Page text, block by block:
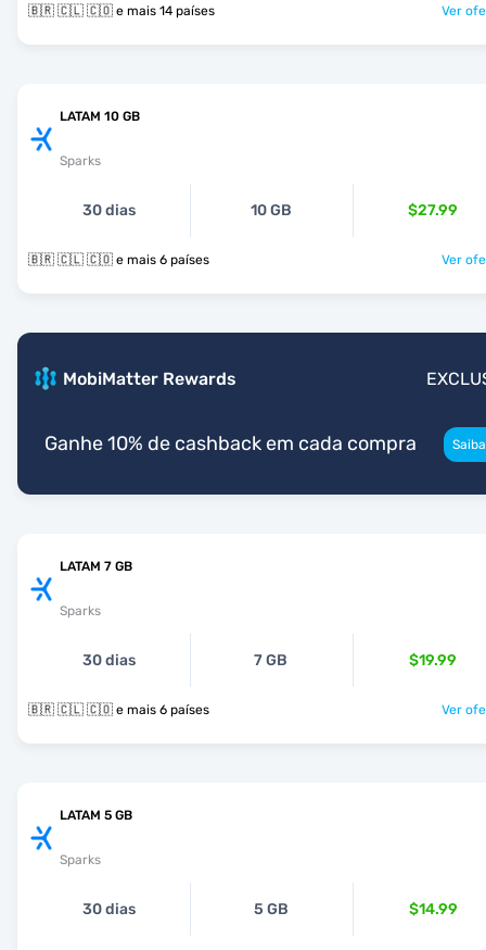
🇧🇷 🇨🇱 🇨🇴 e mais 14 países Ver
LATAM 10 GB
Sparks
30 dias 10 GB $27.99
🇧🇷 🇨🇱 🇨🇴 e mais 6 países Ver
MobiMatter Rewards
Ganhe 10% de cashback em cada compra
LATAM 7 GB
Sparks
30 dias 7 GB $19.99
🇧🇷 🇨🇱 🇨🇴 e mais 6 países Ver
LATAM 5 GB
Sparks
30 dias 5 GB $14.99